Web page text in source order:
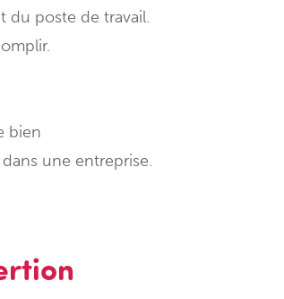
du poste de travail.
bien
une entreprise.